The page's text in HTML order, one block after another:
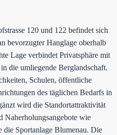
120 und 122 befindet sich
bevorzugter Hanglage oberhalb
Lage verbindet Privatsphäre mit
die umliegende Berglandschaft.
Schulen, öffentliche
des täglichen Bedarfs in
wird die Standortattraktivität
Naherholungsangebote wie
die Sportanlage Blumenau. Die